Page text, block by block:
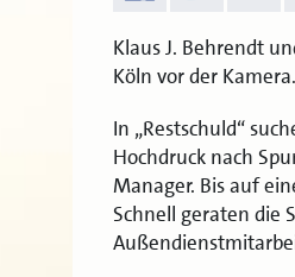
Klaus J. Behrendt
Köln vor der Kamera.
In „Restschuld“
Hochdruck nach
Manager. Bis auf
Schnell geraten die